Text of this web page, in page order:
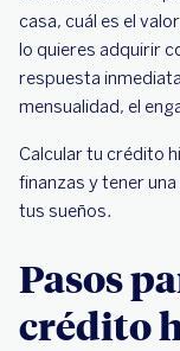
casa, cuál es el
lo quieres adquirir
respuesta
mensualidad, el
Calcular tu crédito
finanzas y tener
tus sueños.
Pasos
crédito